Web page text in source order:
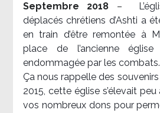
Septembre 2018 –
déplacés chrétiens d’Ashti a
en train d’être remontée à
place de l’ancienne
endommagée par les
Ça nous rappelle des
2015, cette église s’élevait
vos nombreux dons pour